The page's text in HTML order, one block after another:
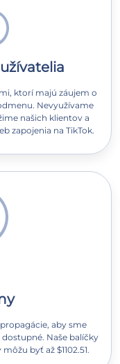
ktorí majú záujem o
Nevyužívame
našich klientov a
zapojenia na TikTok.
aby sme
Naše balíčky
byť až $1102.51.